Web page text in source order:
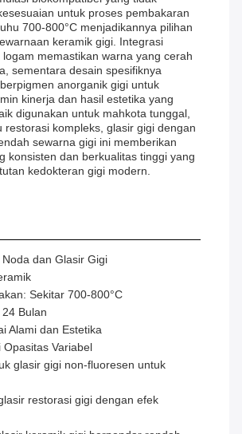
untuk proses pembakaran
700-800°C menjadikannya pilihan
keramik gigi. Integrasi
logam memastikan warna yang cerah
sementara desain spesifiknya
anorganik gigi untuk
kinerja dan hasil estetika yang
digunakan untuk mahkota tunggal,
restorasi kompleks, glasir gigi dengan
sewarna gigi ini memberikan
konsisten dan berkualitas tinggi yang
kedokteran gigi modern.
dan Glasir Gigi
Sekitar 700-800°C
Bulan
Alami dan Estetika
Variabel
glasir gigi non-fluoresen untuk
restorasi gigi dengan efek